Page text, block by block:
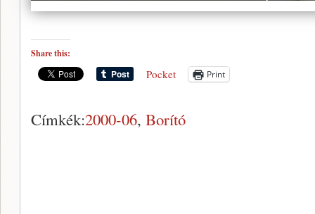
Share this:
Pocket Print
Címkék:2000-06, Borító